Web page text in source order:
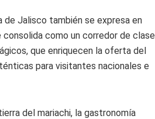
de Jalisco también se expresa en
consolida como un corredor de clase
que enriquecen la oferta del
para visitantes nacionales e
del mariachi, la gastronomía